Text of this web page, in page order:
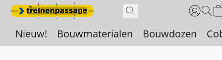
Nieuw! Bouwmaterialen Bouwdozen